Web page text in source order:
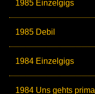
1985 Einzelgigs
1985 Debil
1984 Einzelgigs
1984 Uns gehts prima